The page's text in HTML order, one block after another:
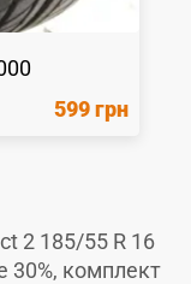
599 грн
2 185/55 R 16
30%, комплект